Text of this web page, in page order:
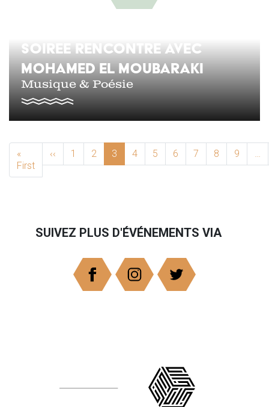
SOIREE RENCONTRE AVEC
MOHAMED EL MOUBARAKI
Musique & Poésie
PAGINATION
«
First First page
‹‹ Previous page
1 2 3 4 5 6 7 8 9 …
SUIVEZ PLUS D'ÉVÉNEMENTS VIA